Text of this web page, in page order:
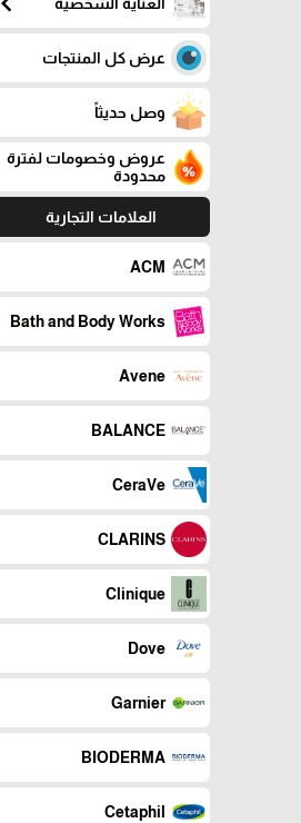
عرض كل المنتجات
وصل حديثاً
عروض وخصومات لفترة
محدودة
العلامات التجارية
ACM
Bath and Body Works
Avene
BALANCE
CeraVe
CLARINS
Clinique
Dove
Garnier
BIODERMA
Cetaphil